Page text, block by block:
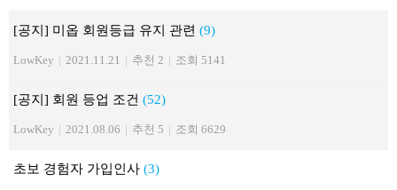
[공지] 미옵 회원등급 유지 관련 (9)
LowKey | 2021.11.21 | 추천 2 | 조회 5141
[공지] 회원 등업 조건 (52)
LowKey | 2021.08.06 | 추천 5 | 조회 6629
초보 경험자 가입인사 (3)